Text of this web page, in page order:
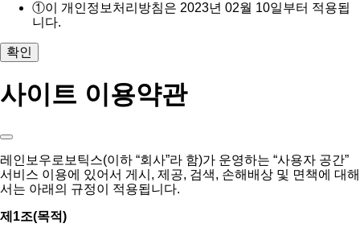
①이 개인정보처리방침은 2023년 02월 10일부터 적용됩
니다.
확인
사이트 이용약관
레인보우로보틱스(이하 “회사”라 함)가 운영하는 “사용자 공간”
서비스 이용에 있어서 게시, 제공, 검색, 손해배상 및 면책에 대해
서는 아래의 규정이 적용됩니다.
제1조(목적)